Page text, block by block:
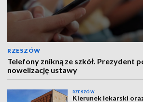
RZESZÓW
Telefony znikną ze szkół. Prezydent
nowelizację ustawy
RZESZÓW
Kierunek lekarski